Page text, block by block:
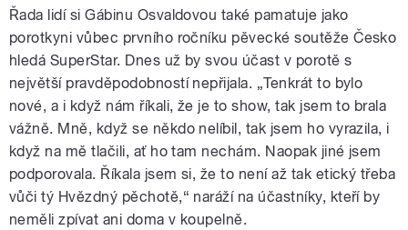
Řada lidí si Gábinu Osvaldovou také pamatuje jako
porotkyni vůbec prvního ročníku pěvecké soutěže Česko
hledá SuperStar. Dnes už by svou účast v porotě s
největší pravděpodobností nepřijala. „Tenkrát to bylo
nové, a i když nám říkali, že je to show, tak jsem to brala
vážně. Mně, když se někdo nelíbil, tak jsem ho vyrazila, i
když na mě tlačili, ať ho tam nechám. Naopak jiné jsem
podporovala. Říkala jsem si, že to není až tak etický třeba
vůči tý Hvězdný pěchotě,“ naráží na účastníky, kteří by
neměli zpívat ani doma v koupelně.